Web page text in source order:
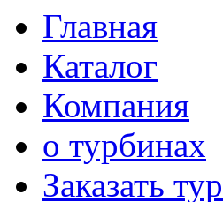
Главная
Каталог
Компания
о турбинах
Заказать